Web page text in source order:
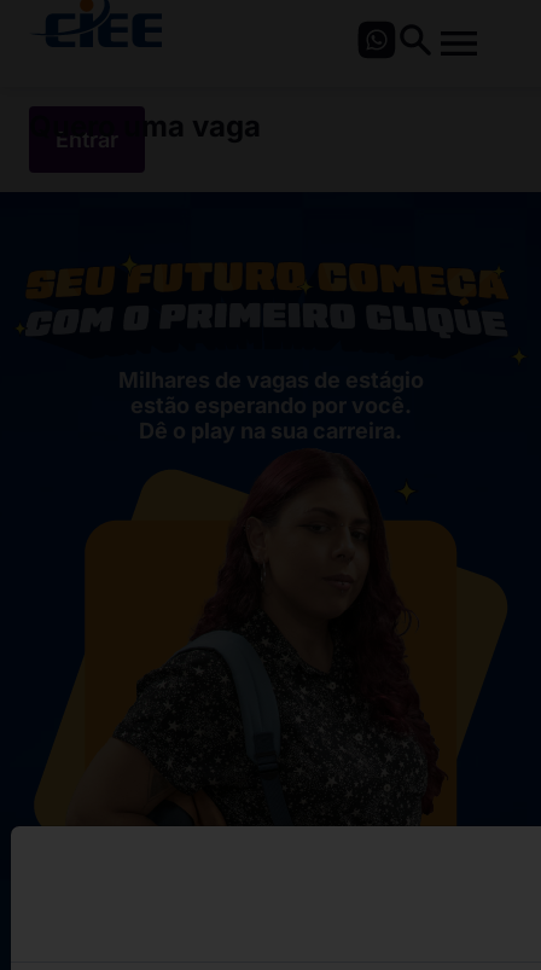
Entrar
Quero uma vaga
Milhares de vagas de estágio
estão esperando por você.
Dê o play na sua carreira.